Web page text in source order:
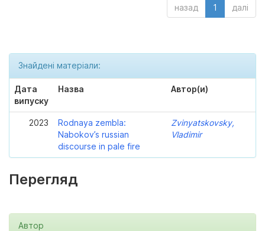
назад 1 далі
Знайдені матеріали:
Дата
випуску
Назва Автор(и)
2023
Rodnaya zembla:
Nabokov’s russian
discourse in pale fire
Zvinyatskovsky,
Vladimir
Перегляд
Автор